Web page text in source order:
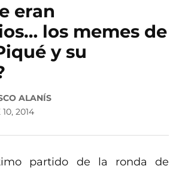
eran
los memes de
y su
ALANÍS
2014
partido de la ronda de